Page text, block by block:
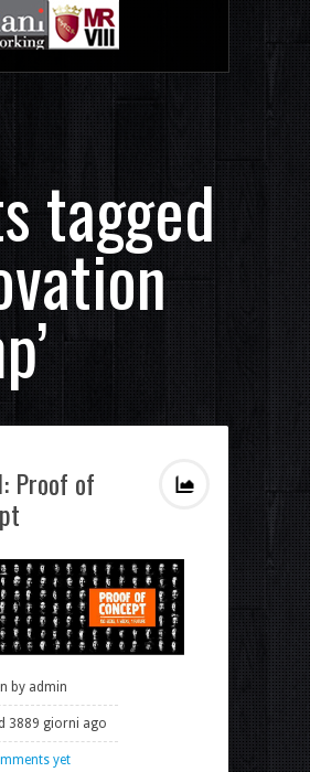
tagged
Proof of
by admin
3889 giorni ago
yet